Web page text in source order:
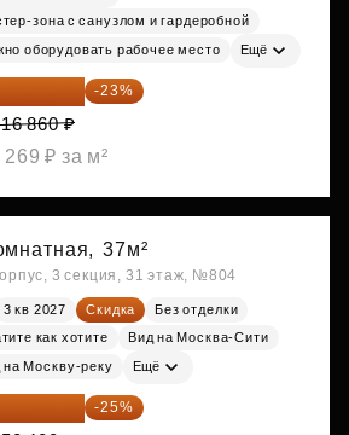
зона с санузлом и гардеробной
оборудовать рабочее место Ещё
982 ₽ -23%
860 ₽
269 ₽ за м²
37м²
3 секция, 31 этаж, №804
3 кв 2027 Скидка
Без отделки
как хотите
Вид на Москва-Сити
на Москву-реку Ещё
800 ₽ -25%